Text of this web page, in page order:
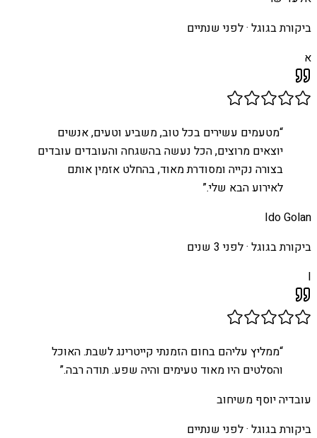
ביקורת בגוגל ·לפני שנתיים
א
“מטעמים עשירים בכל טוב, משביע וטעים, אנשים
יוצאים מרוצים, הכל נעשה בהשגחה והעובדים עובדים
בצורה נקייה ומסודרת מאוד, בהחלט אזמין אותם
לאירוע הבא שלי.”
Ido Golan
ביקורת בגוגל ·לפני 3 שנים
I
“ממליץ עליהם בחום הזמנתי קייטרינג לשבת. האוכל
והסלטים היו מאוד טעימים והיה שפע. תודה רבה.”
עובדיה יוסף משיחוב
ביקורת בגוגל ·לפני שנתיים